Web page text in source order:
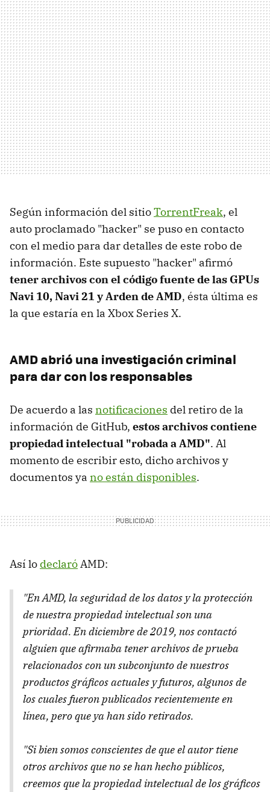
Según información del sitioTorrentFreak, el
auto proclamado "hacker" se puso en contacto
con el medio para dar detalles de este robo de
información. Este supuesto "hacker" afirmó
tener archivos con el código fuente de las GPUs
Navi 10, Navi 21 y Arden de AMD, ésta última es
la que estaría en la Xbox Series X.
AMD abrió una investigación criminal
para dar con los responsables
De acuerdo a las notificaciones del retiro de la
información de GitHub, estos archivos contiene
propiedad intelectual "robada a AMD". Al
momento de escribir esto, dicho archivos y
documentos ya no están disponibles.
Así lo declaróAMD:
"En AMD, la seguridad de los datos y la protección
de nuestra propiedad intelectual son una
prioridad. En diciembre de 2019, nos contactó
alguien que afirmaba tener archivos de prueba
relacionados con un subconjunto de nuestros
productos gráficos actuales y futuros, algunos de
los cuales fueron publicados recientemente en
línea, pero que ya han sido retirados.
"Si bien somos conscientes de que el autor tiene
otros archivos que no se han hecho públicos,
creemos que la propiedad intelectual de los gráficos